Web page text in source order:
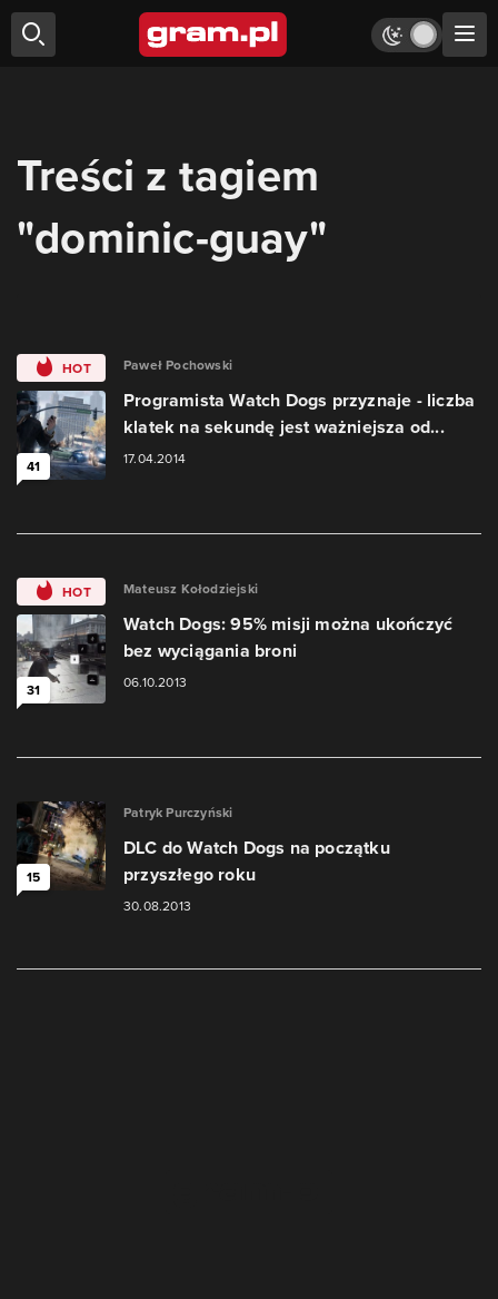
Treści z tagiem
"dominic-guay"
HOT
41
Paweł Pochowski
Programista Watch Dogs przyznaje - liczba
klatek na sekundę jest ważniejsza od...
17.04.2014
HOT
31
Mateusz Kołodziejski
Watch Dogs: 95% misji można ukończyć
bez wyciągania broni
06.10.2013
15
Patryk Purczyński
DLC do Watch Dogs na początku
przyszłego roku
30.08.2013